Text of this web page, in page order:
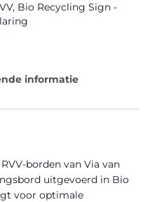
, Bio Recycling Sign -
informatie
borden van Via van
uitgevoerd in Bio
voor optimale